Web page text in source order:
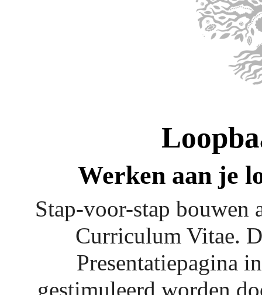
Werken aan je
Stap-voor-stap bouwen
Curriculum Vitae.
Presentatiepagina